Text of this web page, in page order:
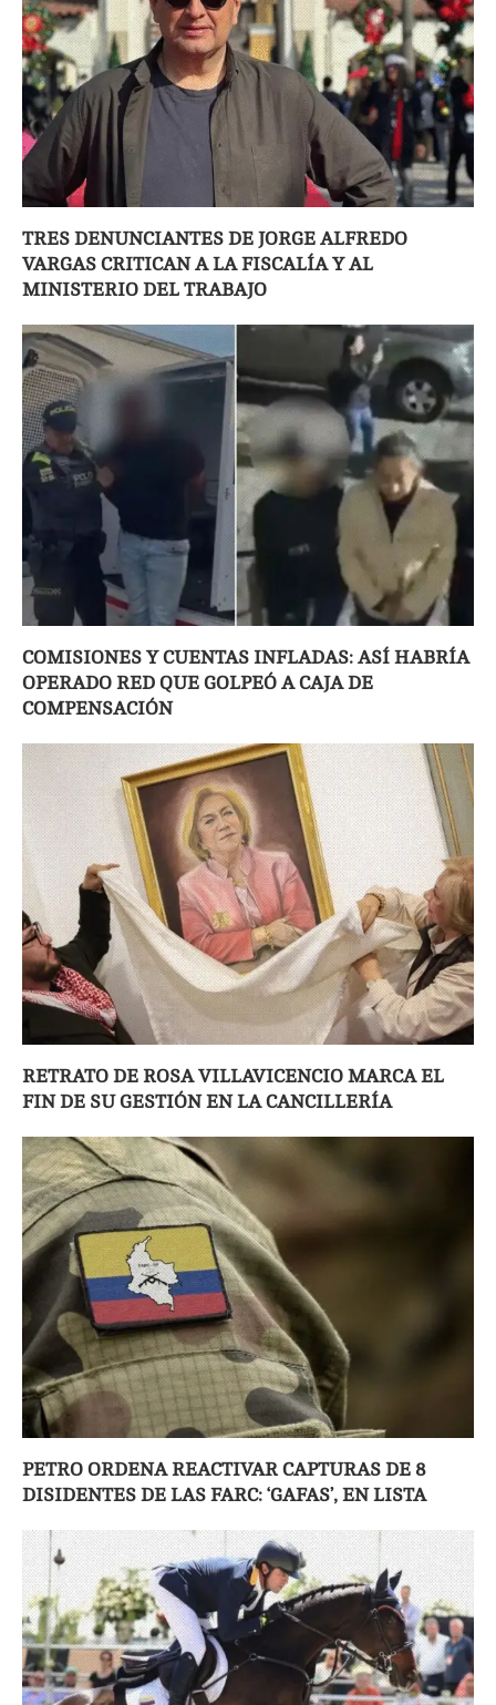
TRES DENUNCIANTES DE JORGE ALFREDO
VARGAS CRITICAN A LA FISCALÍA Y AL
MINISTERIO DEL TRABAJO
COMISIONES Y CUENTAS INFLADAS: ASÍ HABRÍA
OPERADO RED QUE GOLPEÓ A CAJA DE
COMPENSACIÓN
RETRATO DE ROSA VILLAVICENCIO MARCA EL
FIN DE SU GESTIÓN EN LA CANCILLERÍA
PETRO ORDENA REACTIVAR CAPTURAS DE 8
DISIDENTES DE LAS FARC: ‘GAFAS’, EN LISTA